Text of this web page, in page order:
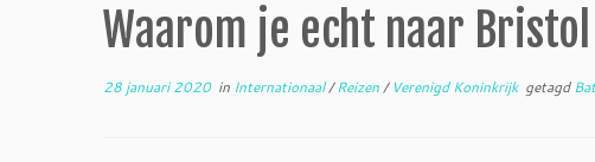
Waarom je echt naar
28 januari 2020in Internationaal/Reizen/ Verenigd Koninkrijk getagd